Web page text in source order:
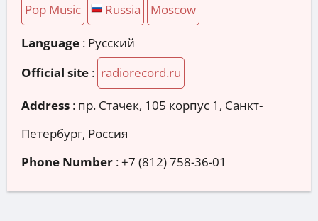
Pop Music Russia Moscow
Language : Русский
Official site : radiorecord.ru
Address : пр. Стачек, 105 корпус 1, Санкт-
Петербург, Россия
Phone Number :+7 (812) 758-36-01